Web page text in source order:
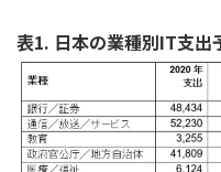
表1. 日本の業種別IT支出